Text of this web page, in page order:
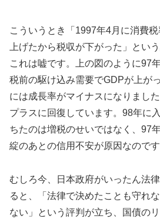
こういうとき「1997年4月に消費
上げたから税収が下がった」とい
これは嘘です。上の図のように97
税前の駆け込み需要でGDPが上が
には成長率がマイナスになりまし
プラスに回復しています。98年に
ちたのは増税のせいではなく、97
綻のあとの信用不安が原因なのです
むしろ今、日本政府がいったん法
ると、「法律で決めたことも守れ
ない」という評判が立ち、国債の